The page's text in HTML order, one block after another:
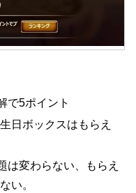
で5ポイント
日ボックスはもらえ
は変わらない、もらえ
い。